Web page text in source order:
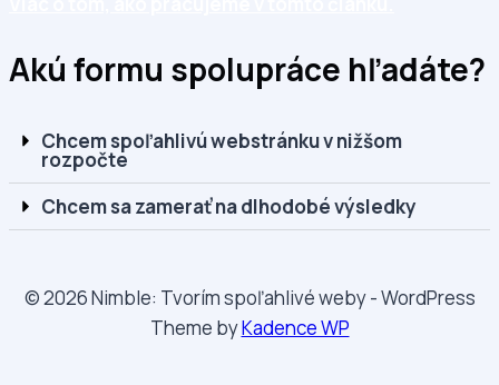
Akú formu spolupráce hľadáte?
Chcem spoľahlivú webstránku v nižšom
rozpočte
Chcem sa zamerať na dlhodobé výsledky
© 2026 Nimble: Tvorím spoľahlivé weby - WordPress
Theme byKadence WP